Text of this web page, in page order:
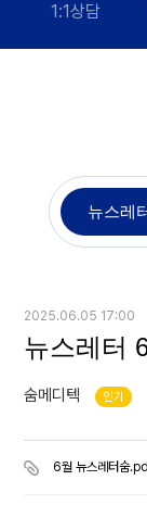
1:1상담
뉴스레
2025.06.05 17:00
뉴스레터
숨메디텍 인기
6월 뉴스레터숨